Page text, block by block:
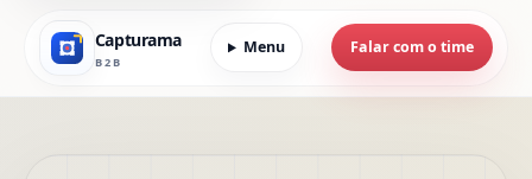
Capturama
B2B
Menu Falar com o time